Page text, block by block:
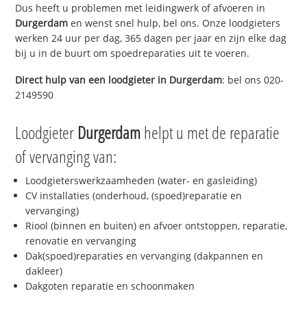
Dus heeft u problemen met leidingwerk of afvoeren in
Durgerdam en wenst snel hulp, bel ons. Onze loodgieters
werken 24 uur per dag, 365 dagen per jaar en zijn elke dag
bij u in de buurt om spoedreparaties uit te voeren.
Direct hulp van een loodgieter in Durgerdam: bel ons 020-
2149590
Loodgieter Durgerdamhelpt u met de reparatie
of vervanging van:
Loodgieterswerkzaamheden (water- en gasleiding)
CV installaties (onderhoud, (spoed)reparatie en
vervanging)
Riool (binnen en buiten) en afvoer ontstoppen, reparatie,
renovatie en vervanging
Dak(spoed)reparaties en vervanging (dakpannen en
dakleer)
Dakgoten reparatie en schoonmaken